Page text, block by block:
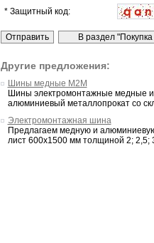
* Защитный код:
Другие предложения:
Шины медные М2М
Шины электромонтажные медные
алюминиевый металлопрокат со
Электромонтажная шина
Предлагаем медную и
лист 600х1500 мм толщиной 2; 2,5;